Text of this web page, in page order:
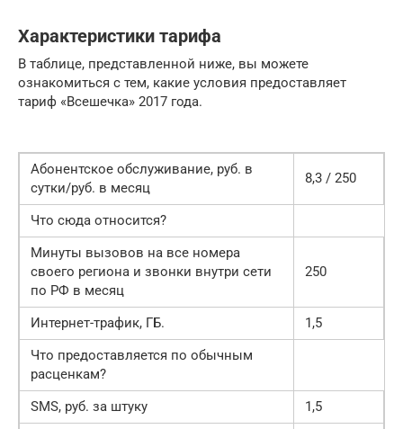
Характеристики тарифа
В таблице, представленной ниже, вы можете
ознакомиться с тем, какие условия предоставляет
тариф «Всешечка» 2017 года.
Абонентское обслуживание, руб. в
сутки/руб. в месяц
8,3 / 250
Что сюда относится?
Минуты вызовов на все номера
своего региона и звонки внутри сети
по РФ в месяц
250
Интернет-трафик, ГБ.
1,5
Что предоставляется по обычным
расценкам?
SMS, руб. за штуку
1,5